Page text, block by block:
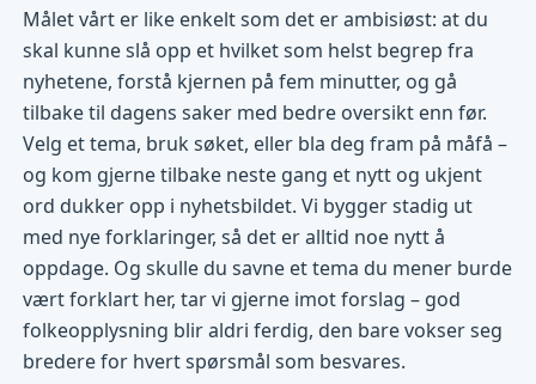
Målet vårt er like enkelt som det er ambisiøst: at du
skal kunne slå opp et hvilket som helst begrep fra
nyhetene, forstå kjernen på fem minutter, og gå
tilbake til dagens saker med bedre oversikt enn før.
Velg et tema, bruk søket, eller bla deg fram på måfå –
og kom gjerne tilbake neste gang et nytt og ukjent
ord dukker opp i nyhetsbildet. Vi bygger stadig ut
med nye forklaringer, så det er alltid noe nytt å
oppdage. Og skulle du savne et tema du mener burde
vært forklart her, tar vi gjerne imot forslag – god
folkeopplysning blir aldri ferdig, den bare vokser seg
bredere for hvert spørsmål som besvares.